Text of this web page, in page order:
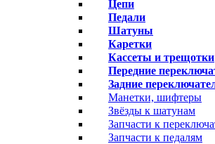
Цепи
Педали
Шатуны
Каретки
Кассеты и трещотки
Передние
Задние
Манетки, шифтеры
Звёзды к шатунам
Запчасти к
Запчасти к педалям